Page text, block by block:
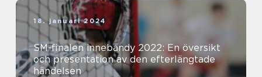
18. januari 2024
SM-finalen innebandy 2022: En översikt
och presentation av den efterlängtade
händelsen